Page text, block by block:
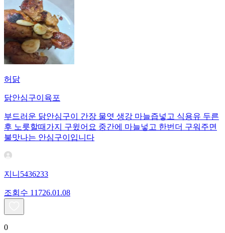
허닭
닭안심구이육포
부드러운 닭안심구이 간장 물엿 생강 마늘즙넣고 식용유 두른
후 노릇할때가지 구윘어요 중간에 마늘넣고 한번더 구워주면
불맛나는 안심구이입니다
지니5436233
조회수 11726.01.08
0